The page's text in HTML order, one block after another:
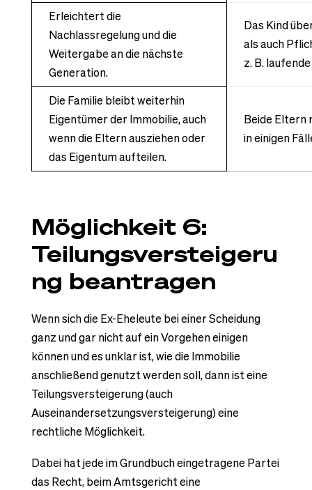
Erleichtert die
Nachlassregelung und die
Weitergabe an die nächste
Generation.
Das Kind
als auch
z. B.
Die Familie bleibt weiterhin
Eigentümer der Immobilie, auch
wenn die Eltern ausziehen oder
das Eigentum aufteilen.
Beide Eltern
in einigen
Möglichkeit 6:
Teilungsversteigeru
ng beantragen
Wenn sich die Ex-Eheleute bei einer Scheidung
ganz und gar nicht auf ein Vorgehen einigen
können und es unklar ist, wie die Immobilie
anschließend genutzt werden soll, dann ist eine
Teilungsversteigerung (auch
Auseinandersetzungsversteigerung) eine
rechtliche Möglichkeit.
Dabei hat jede im Grundbuch eingetragene Partei
das Recht, beim Amtsgericht eine